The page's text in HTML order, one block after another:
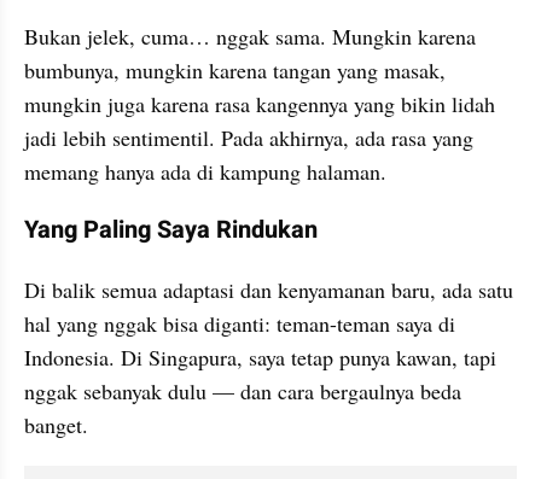
Bukan jelek, cuma… nggak sama. Mungkin karena
bumbunya, mungkin karena tangan yang masak,
mungkin juga karena rasa kangennya yang bikin lidah
jadi lebih sentimentil. Pada akhirnya, ada rasa yang
memang hanya ada di kampung halaman.
Yang Paling Saya Rindukan
Di balik semua adaptasi dan kenyamanan baru, ada satu
hal yang nggak bisa diganti: teman-teman saya di
Indonesia. Di Singapura, saya tetap punya kawan, tapi
nggak sebanyak dulu — dan cara bergaulnya beda
banget.